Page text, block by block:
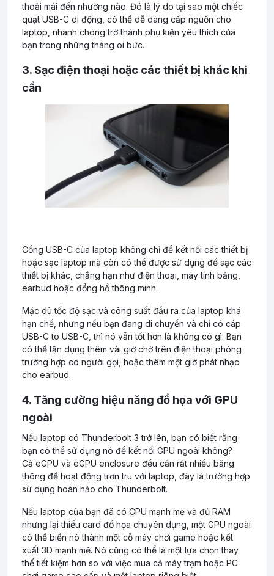
thoải mái đến nhường nào. Đó là lý do tại sao một chiếc
quạt USB-C di động, có thể dễ dàng cấp nguồn cho
laptop, nhanh chóng trở thành phụ kiện yêu thích của
bạn trong những tháng oi bức.
3. Sạc điện thoại hoặc các thiết bị khác khi
cần
Cổng USB-C của laptop không chỉ để kết nối các thiết bị
hoặc sạc laptop mà còn có thể được sử dụng để sạc các
thiết bị khác, chẳng hạn như điện thoại, máy tính bảng,
earbud hoặc đồng hồ thông minh.
Mặc dù tốc độ sạc và công suất đầu ra của laptop khá
hạn chế, nhưng nếu bạn đang di chuyển và chỉ có cáp
USB-C to USB-C, thì nó vẫn tốt hơn là không có gì. Bạn
có thể tận dụng thêm vài giờ chờ trên điện thoại phòng
trường hợp có người gọi, hoặc thêm một giờ phát nhạc
cho earbud.
4. Tăng cường hiệu năng đồ họa với GPU
ngoài
Nếu laptop có Thunderbolt 3 trở lên, bạn có biết rằng
bạn có thể sử dụng nó để kết nối GPU ngoài không?
Cả eGPU và eGPU enclosure đều cần rất nhiều băng
thông để hoạt động trơn tru với laptop, đây là trường hợp
sử dụng hoàn hảo cho Thunderbolt.
Nếu laptop của bạn đã có CPU mạnh mẽ và đủ RAM
nhưng lại thiếu card đồ họa chuyên dụng, một GPU ngoài
có thể biến nó thành một cỗ máy chơi game hoặc kết
xuất 3D mạnh mẽ. Nó cũng có thể là một lựa chọn thay
thế tiết kiệm hơn so với việc mua cả máy trạm hoặc PC